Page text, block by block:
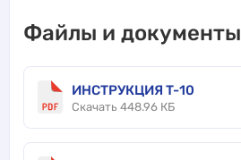
Файлы и документы
ИНСТРУКЦИЯ T-10
Скачать 448.96 КБ